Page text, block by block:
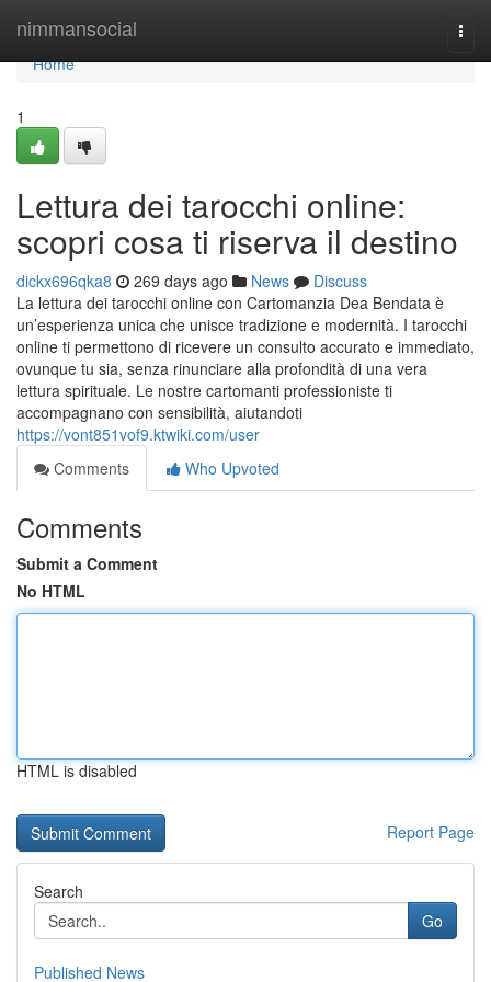
nimmansocial
Home
Home
1
Lettura dei tarocchi online:
scopri cosa ti riserva il destino
dickx696qka8 269 days ago News
Discuss
La lettura dei tarocchi online con Cartomanzia Dea Bendata è
un’esperienza unica che unisce tradizione e modernità. I tarocchi
online ti permettono di ricevere un consulto accurato e immediato,
ovunque tu sia, senza rinunciare alla profondità di una vera
lettura spirituale. Le nostre cartomanti professioniste ti
accompagnano con sensibilità, aiutandoti
https://vont851vof9.ktwiki.com/user
Comments
Who Upvoted
Comments
Submit a Comment
No HTML
HTML is disabled
Report Page
Search
Go
Published News